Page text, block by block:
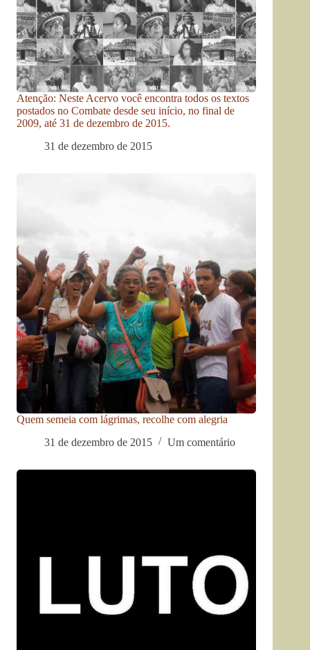
Atenção: Neste Acervo você encontra todos os textos
postados no Combate desde seu início, no final de
2009, até 31 de dezembro de 2015.
31 de dezembro de 2015
Quem semeia com lágrimas, recolhe com alegria
31 de dezembro de 2015
Um comentário